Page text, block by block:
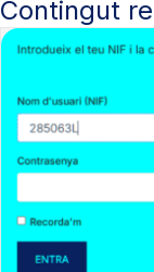
Contingut